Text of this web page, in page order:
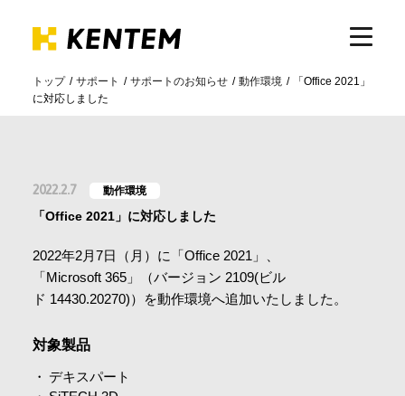
製品・サービス
サポート
トップ サポート サポートのお知らせ 動作環境
「Office 2021」
に対応しました
2022.2.7 動作環境
「Office 2021」に対応しました
2022年2月7日（月）に「Office 2021」、
「Microsoft 365」（バージョン 2109(ビル
ド 14430.20270)）を動作環境へ追加いたしました。
対象製品
デキスパート